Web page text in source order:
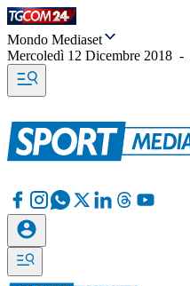
Mondo Mediaset
Mercoledì 12 Dicembre 2018 -